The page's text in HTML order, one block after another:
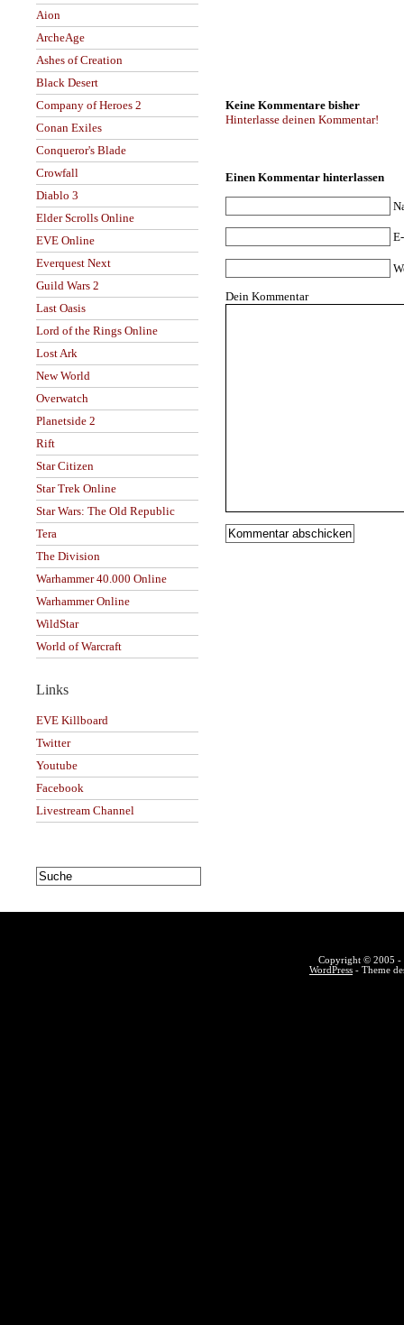
Aion
ArcheAge
Ashes of Creation
Black Desert
Company of Heroes 2
Conan Exiles
Conqueror's Blade
Crowfall
Diablo 3
Elder Scrolls Online
EVE Online
Everquest Next
Guild Wars 2
Last Oasis
Lord of the Rings Online
Lost Ark
New World
Overwatch
Planetside 2
Rift
Star Citizen
Star Trek Online
Star Wars: The Old Republic
Tera
The Division
Warhammer 40.000 Online
Warhammer Online
WildStar
World of Warcraft
Links
EVE Killboard
Twitter
Youtube
Facebook
Livestream Channel
Keine Kommentare bisher
Hinterlasse deinen Kommentar!
Einen Kommentar hinterlassen
Dein Kommentar
Copyright © 2005 -
WordPress - Theme